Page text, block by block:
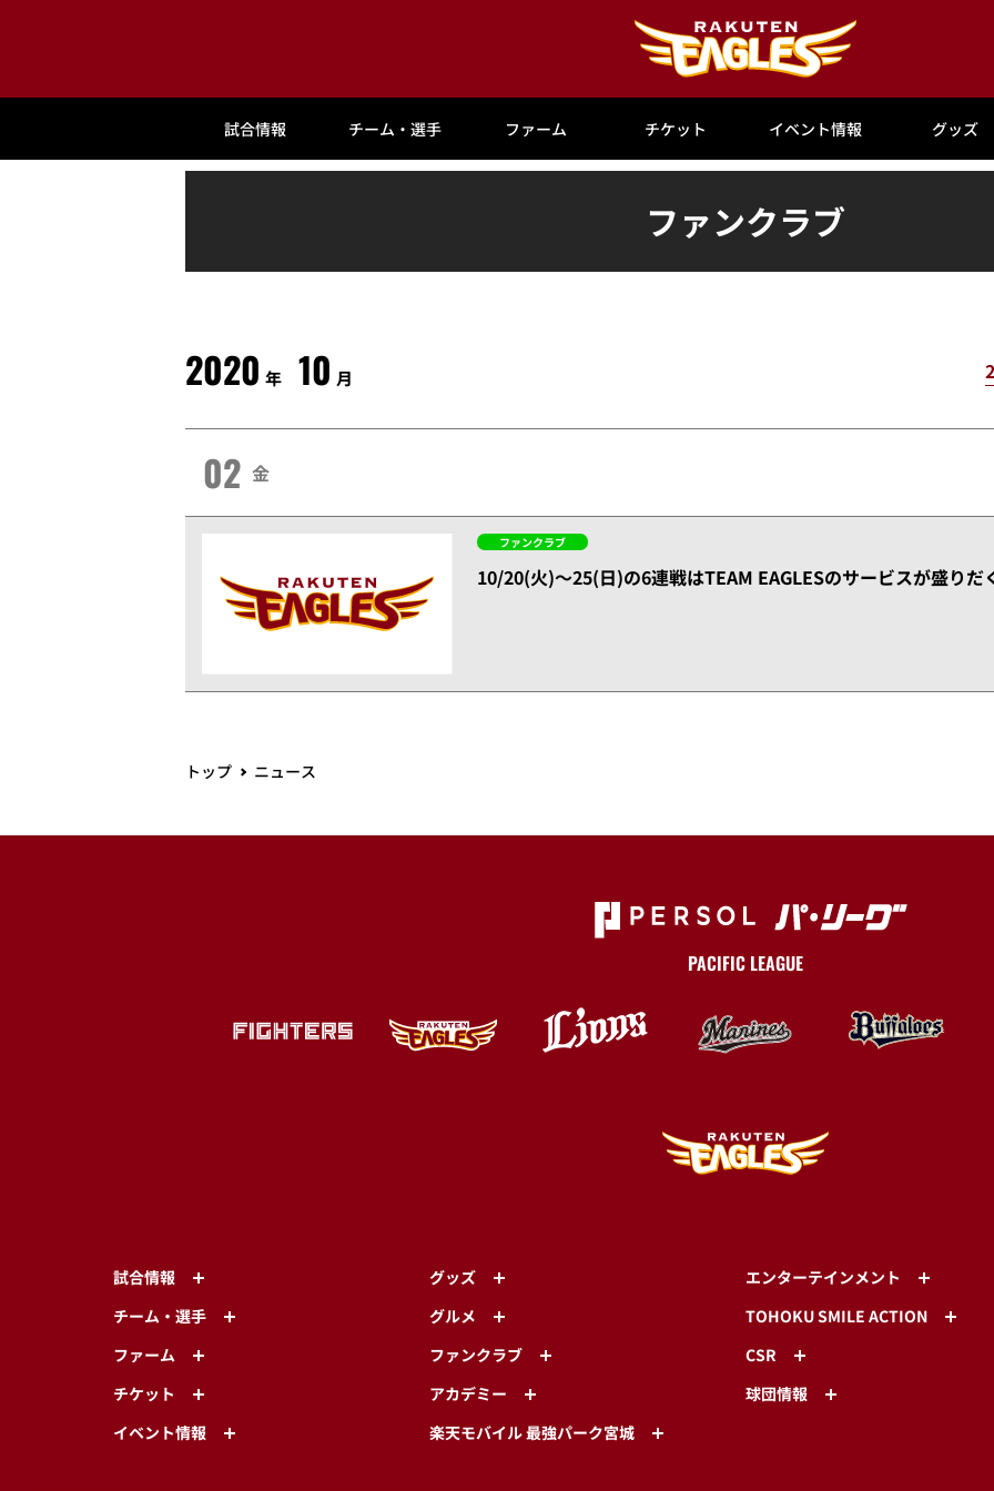
試合情報 チーム・選手 ファーム チケット イベント情報 グッズ
ファンクラブ
2020 年 10 月
02 金
ファンクラブ
10/20(火)～25(日)の6連戦はTEAM EAGLESのサービスが盛りだ
トップ ニュース
PACIFIC LEAGUE
試合情報
チーム・選手
ファーム
チケット
イベント情報
グッズ
グルメ
ファンクラブ
アカデミー
楽天モバイル 最強パーク宮城
エンターテインメント
TOHOKU SMILE ACTION
CSR
球団情報